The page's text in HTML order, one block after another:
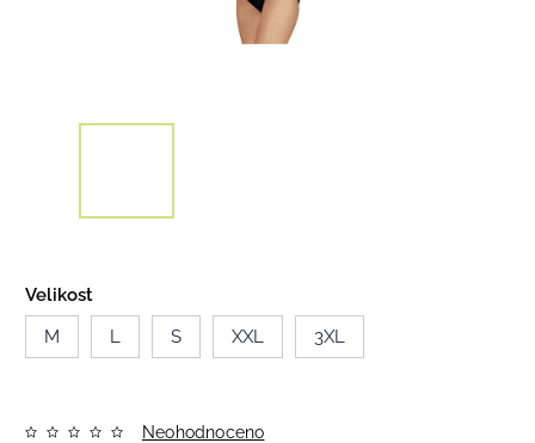
Velikost
M
L S XXL 3XL
Neohodnoceno